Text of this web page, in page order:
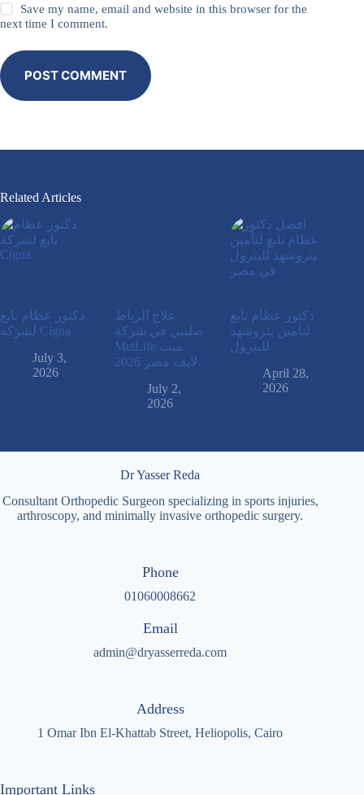
Save my name, email and website in this browser for the
next time I comment.
POST COMMENT
Related Articles
دكتور عظام تابع
لشركة Cigna
July 3,
2026
علاج الرباط
صليبي في شركة
MetLife ميت
لايف مصر 2026
July 2,
2026
دكتور عظام تابع
لتأمين بتروشهد
للبترول
April 28,
2026
Dr Yasser Reda
Consultant Orthopedic Surgeon specializing in sports injuries,
arthroscopy, and minimally invasive orthopedic surgery.
Phone
01060008662
Email
admin@dryasserreda.com
Address
1 Omar Ibn El-Khattab Street, Heliopolis, Cairo
Important Links